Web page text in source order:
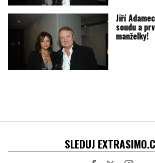
Jiří
soudu a
manželky!
SLEDUJ